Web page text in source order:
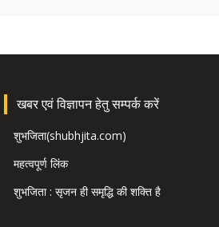
खबर एवं विज्ञापन हेतु सम्पर्क करें
शुभजिता(shubhjita.com)
महत्वपूर्ण लिंक
शुभजिता : सृजन ही समृद्धि की शक्ति है